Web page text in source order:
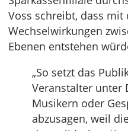
Voss schreibt, dass mit
Wechselwirkungen
Ebenen entstehen
„So setzt das
Veranstalter unter
Musikern oder
abzusagen, weil